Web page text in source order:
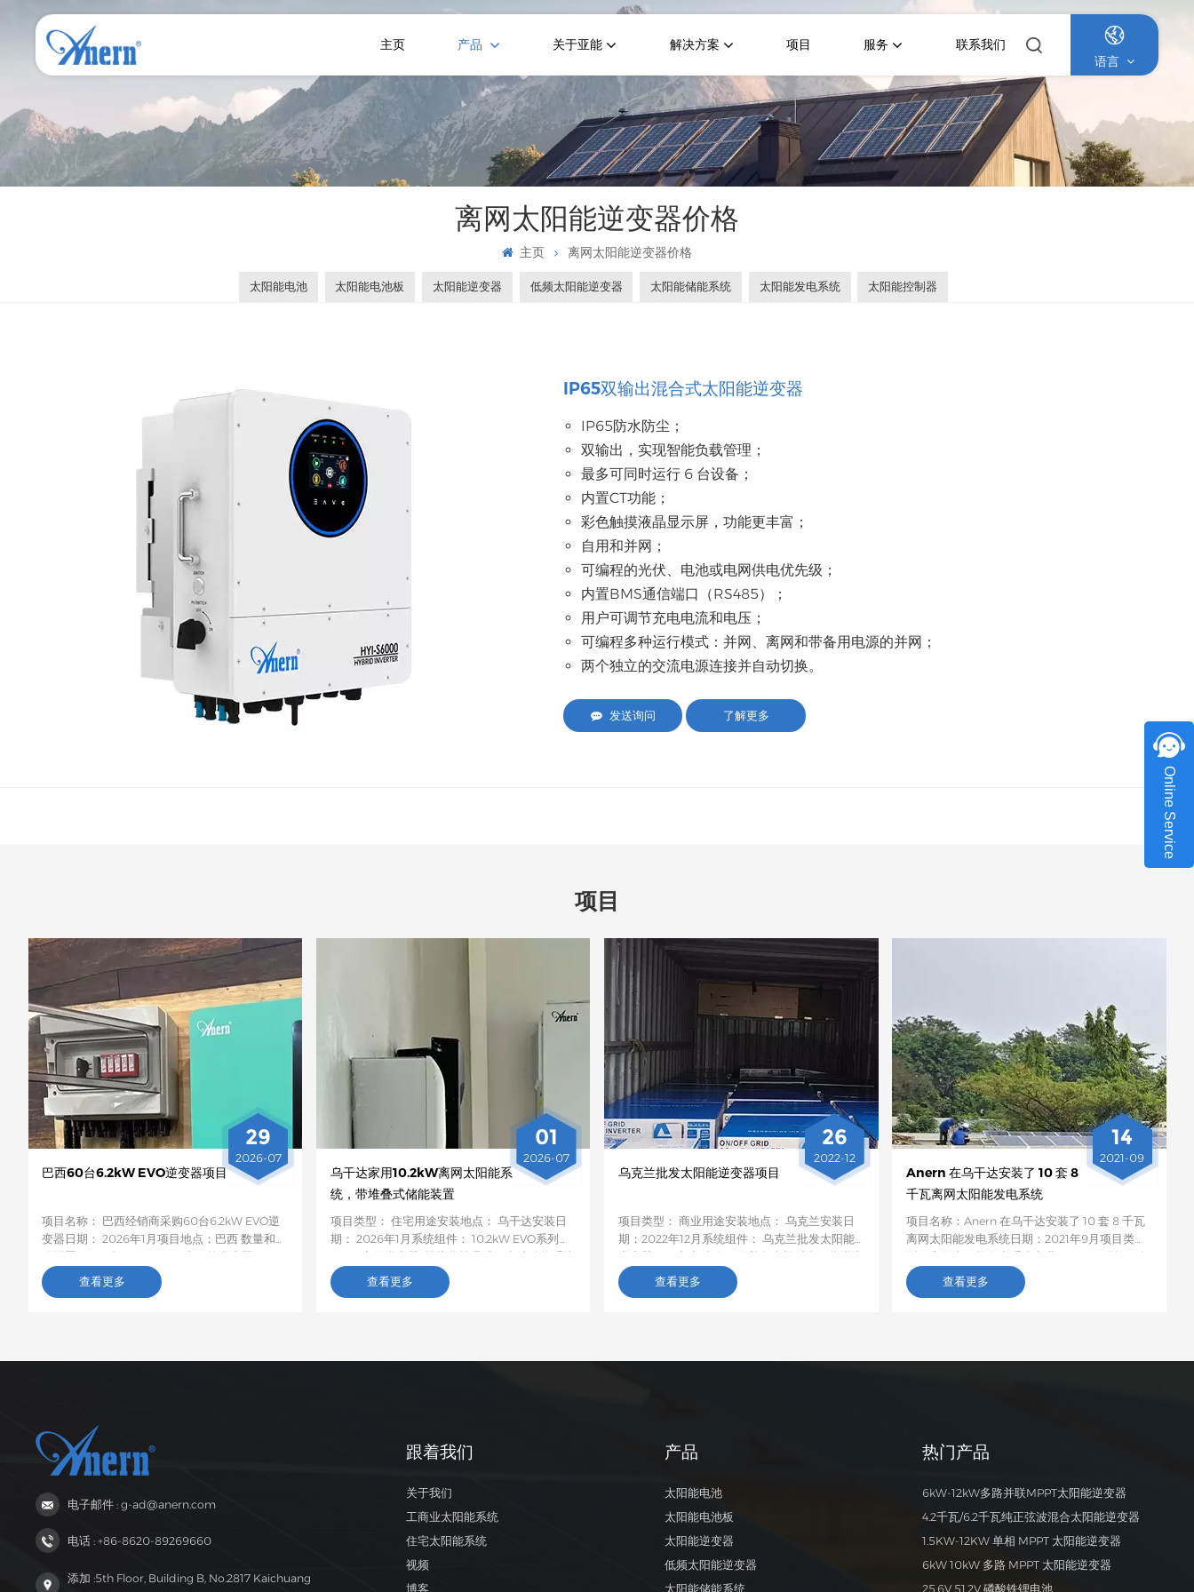
主页 产品 关于亚能 解决方案 项目 服务
联系我们
语言
English
Français
离网太阳能逆变器价格
主页 离网太阳能逆变器价格
太阳能电池 太阳能电池板 太阳能逆变器 低频太阳能逆变器 太阳能储能系统 太阳能发电系统 太阳能控制器
IP65双输出混合式太阳能逆变器
IP65防水防尘；
双输出，实现智能负载管理；
最多可同时运行 6 台设备；
内置CT功能；
彩色触摸液晶显示屏，功能更丰富；
自用和并网；
可编程的光伏、电池或电网供电优先级；
内置BMS通信端口（RS485）；
用户可调节充电电流和电压；
可编程多种运行模式：并网、离网和带备用电源的并网；
两个独立的交流电源连接并自动切换。
发送询问 了解更多
项目
29
2026-07
巴西60台6.2kW EVO逆变器项目
项目名称： 巴西经销商采购60台6.2kW EVO逆
变器日期： 2026年1月项目地点：巴西 数量和具
体配置： 60 台 6.2kW EVO 太阳能逆变器项目
描述：这批60台6.2kW EVO太阳能逆变器将运
往巴西，用于农村居民和小型企业的光伏储能项
小型企业的自发电需求。
查看更多
01
2026-07
乌干达家用10.2kW离网太阳能系
统，带堆叠式储能装置
项目类型： 住宅用途安装地点： 乌干达安装日
期： 2026年1月系统组件： 10.2kW EVO系列
MPPT离网逆变器+模块化堆叠式锂电池储能系统
细节：鉴于乌干达电网普遍不稳定、农村电气化
率低且频繁停电，我们为当地一户家庭定制了一
电需求。该系统于2026年1月投入使用，运行稳
更多当地用户提供清洁、稳定的太阳能，并建立
查看更多
26
2022-12
乌克兰批发太阳能逆变器项目
项目类型： 商业用途安装地点： 乌克兰安装日
期：2022年12月系统组件： 乌克兰批发太阳能
逆变器项目客户反馈： 随着乌克兰对太阳能逆变
器的需求逐渐增长，在购买并测试了不同品牌的
逆变器样品后，亚能（Anern）的EX-PRO逆变
查看更多
14
2021-09
Anern 在乌干达安装了 10 套 8
千瓦离网太阳能发电系统
项目名称：Anern 在乌干达安装了 10 套 8 千瓦
离网太阳能发电系统日期：2021年9月项目类
型：离网太阳能发电系统商业项目项目现场：乌
干达坎帕拉 数量和具体配置：一套完整的离网太
阳能发电系统包括：15块多晶硅太阳能电池板、
装了一套8千瓦的离网太阳能发电系统后使用，
能力赞不绝口。
查看更多
电子邮件 : g-ad@anern.com
电话 : +86-8620-89269660
添加 :5th Floor, Building B, No.2817 Kaichuang
跟着我们
关于我们
工商业太阳能系统
住宅太阳能系统
视频
博客
产品
太阳能电池
太阳能电池板
太阳能逆变器
低频太阳能逆变器
太阳能储能系统
热门产品
6kW-12kW多路并联MPPT太阳能逆变器
4.2千瓦/6.2千瓦纯正弦波混合太阳能逆变器
1.5KW-12KW 单相 MPPT 太阳能逆变器
6kW 10kW 多路 MPPT 太阳能逆变器
25.6V 51.2V 磷酸铁锂电池
Online Service